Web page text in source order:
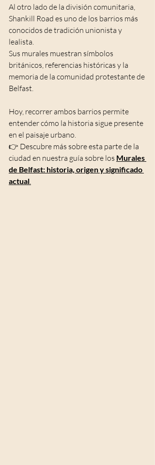
Al otro lado de la división comunitaria,
Shankill Road es uno de los barrios más
conocidos de tradición unionista y
lealista.
Sus murales muestran símbolos
británicos, referencias históricas y la
memoria de la comunidad protestante de
Belfast.
Hoy, recorrer ambos barrios permite
entender cómo la historia sigue presente
en el paisaje urbano.
👉 Descubre más sobre esta parte de la
ciudad en nuestra guía sobre los Murales
de Belfast: historia, origen y significado
actual.